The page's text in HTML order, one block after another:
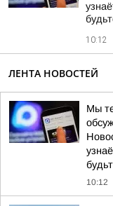
10:12
ЛЕНТА НОВОСТЕЙ
Мы
10:12